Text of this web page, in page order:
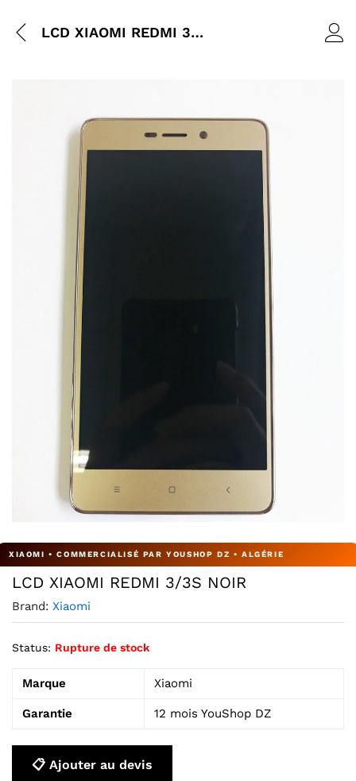
LCD XIAOMI REDMI 3/3S NOIR
LCD XIAOMI REDMI 3/3S NOIR
Brand: Xiaomi
Status: Rupture de stock
Marque Xiaomi
Garantie 12 mois YouShop DZ
📋 Ajouter au devis